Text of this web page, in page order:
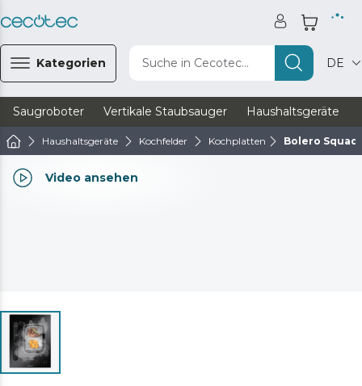
Kategorien Suche in Cecotec... DE
Saugroboter Vertikale Staubsauger Haushaltsgeräte
Haushaltsgeräte Kochfelder Kochplatten Bolero Squad
Video ansehen